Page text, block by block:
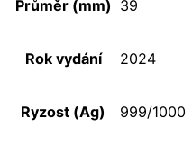
Průměr (mm) 39
Rok vydání 2024
Ryzost (Ag) 999/1000